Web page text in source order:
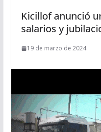
Kicillof anunció
salarios y
19 de marzo de 2024